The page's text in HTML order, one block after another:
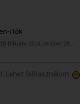
i tök
Dátum:
2014. október 28. -
Lehet felhasználom.